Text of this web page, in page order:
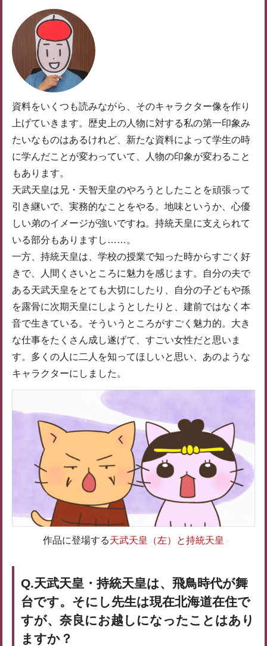
資料をいくつも読みながら、そのキャラクター像を作り
上げていきます。歴史上の人物に対する私の第一印象み
たいなものはあるけれど、新たな資料によって学生の時
に学んだことが変わっていて、人物の印象が変わること
もあります。
天武天皇は兄・天智天皇のやろうとしたことを頑張って
引き継いで、実務的なことをやる。地味というか、心優
しい弟のイメージが強いですね。持統天皇に支えられて
いる部分もありますし……。
一方、持統天皇は、学校の授業で知った時からすごく好
きで、人間くさいところに魅力を感じます。自分の夫で
ある天武天皇をとても大切にしたり、自分の子どもや孫
を露骨に次期天皇にしようとしたりと、建前ではなく本
音で生きている。そういうところがすごく魅力的。大き
な仕事をたくさん成し遂げて、すごい女性だと思いま
す。多くの人に二人を知ってほしいと思い、あのような
キャラクターにしました。
作品に登場する天武天皇（左）と持統天皇
Q.天武天皇・持統天皇は、飛鳥時代が舞
台です。そにし先生は現在北海道在住で
すが、奈良にお越しになったことはあり
ますか？